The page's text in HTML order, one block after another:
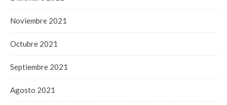
Noviembre 2021
Octubre 2021
Septiembre 2021
Agosto 2021